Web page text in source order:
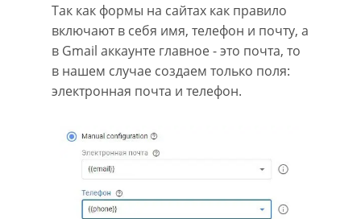
Так как формы на сайтах как правило
включают в себя имя, телефон и почту, а
в Gmail аккаунте главное - это почта, то
в нашем случае создаем только поля:
электронная почта и телефон.